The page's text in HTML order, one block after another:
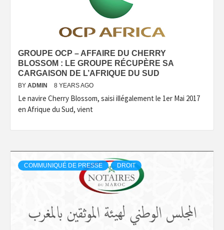
GROUPE OCP – AFFAIRE DU CHERRY
BLOSSOM : LE GROUPE RÉCUPÈRE SA
CARGAISON DE L’AFRIQUE DU SUD
BY ADMIN 8 YEARS AGO
Le navire Cherry Blossom, saisi illégalement le 1er Mai 2017
en Afrique du Sud, vient
COMMUNIQUÉ DE PRESSE DROIT